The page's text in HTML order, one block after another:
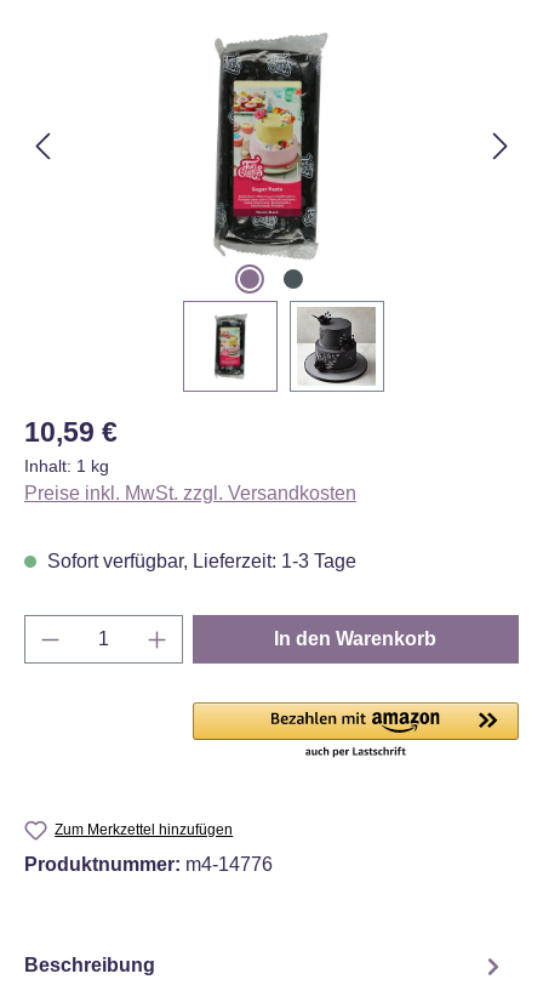
Regulärer Preis:
10,59 €
Inhalt: 1 kg
Preise inkl. MwSt. zzgl. Versandkosten
Sofort verfügbar, Lieferzeit: 1-3 Tage
Produkt Anzahl: Gib den gewünschten
In den Warenkorb
Zum Merkzettel hinzufügen
Produktnummer: m4-14776
Beschreibung